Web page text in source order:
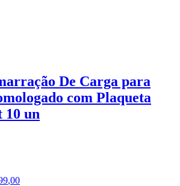
De Carga para
com Plaqueta
10 un
,00